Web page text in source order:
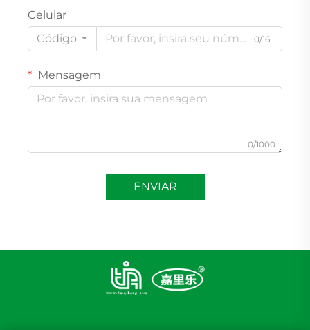
Celular
Código
0/16
Mensagem
0/1000
ENVIAR